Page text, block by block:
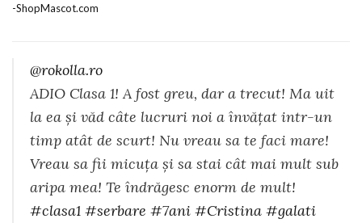
@rokolla.ro
ADIO Clasa 1! A fost greu, dar a trecut! Ma uit
la ea și văd câte lucruri noi a învățat intr-un
timp atât de scurt! Nu vreau sa te faci mare!
Vreau sa fii micuța și sa stai cât mai mult sub
aripa mea! Te îndrăgesc enorm de mult!
#clasa1 #serbare #7ani #Cristina #galati